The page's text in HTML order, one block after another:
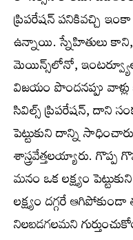
ప్రిపరేషన్‌ పనికివచ్చి
ఉన్నాయి. స్నేహితులు కాని,
మెయిన్స్​‍లోనో,
విజయం పొందనప్పు
సివిల్స్​‍ ప్రిపరేషన్‌, దాని
పెట్టుకుని దాన్ని
శాస్త్రవేత్తలయ్యారు.
మనం ఒక లక్ష్యం
లక్ష్యం దగ్గరే
నిలబడగలమని